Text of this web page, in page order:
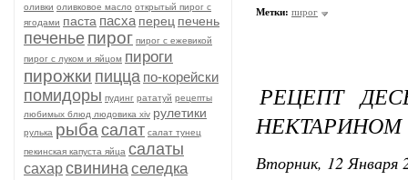
оливки оливковое масло открытый пирог с
ягодами паста пасха перец печень
печенье пирог пирог с ежевикой
пирог с луком и яйцом пироги
пирожки пицца по-корейски
помидоры пудинг рататуй рецепты
любимых блюд людовика xiv рулетики
рулька рыба салат салат тунец
пекинская капуста яйца салаты
сахарсвининаселедка
Метки: пирог
РЕЦЕПТ
НЕКТАРИНОМ
Вторник, 12 Января